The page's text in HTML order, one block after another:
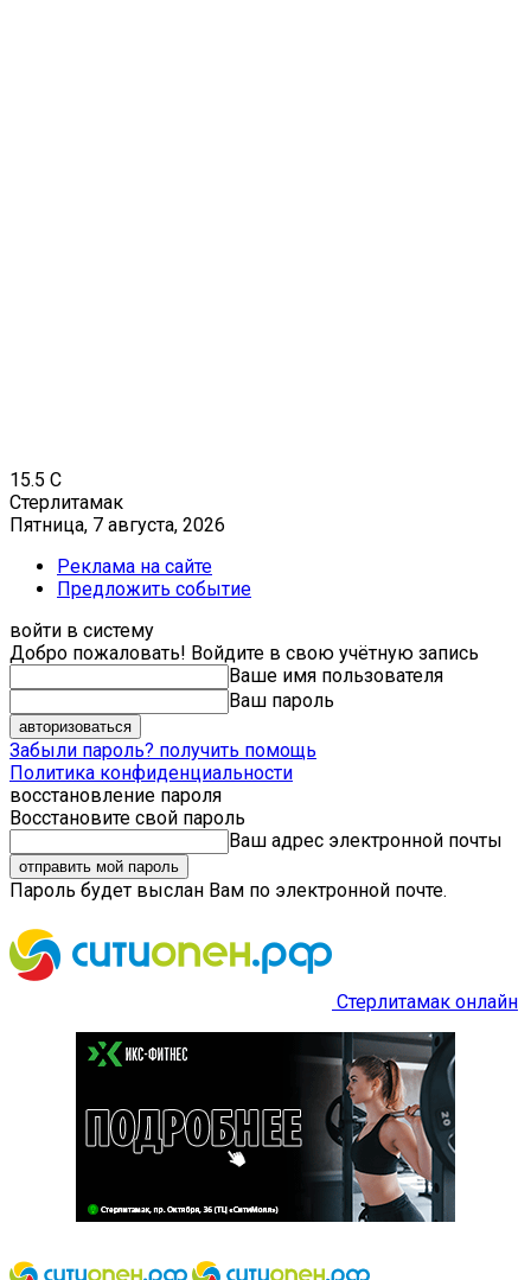
15.5 C
Стерлитамак
Пятница, 7 августа, 2026
Реклама на сайте
Предложить событие
войти в систему
Добро пожаловать! Войдите в свою учётную запись
Ваше имя пользователя
Ваш пароль
Забыли пароль? получить помощь
Политика конфиденциальности
восстановление пароля
Восстановите свой пароль
Ваш адрес электронной почты
Пароль будет выслан Вам по электронной почте.
Стерлитамак онлайн